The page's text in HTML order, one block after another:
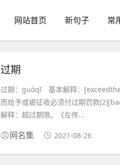
网站首页 新句子 常
过期
过期：guòqī 基本解释：
而给予或被征收必须付过期罚款
解释：超过期限。《左传...
网名集 2021-08-26